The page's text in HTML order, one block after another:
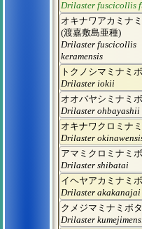
Drilaster fuscicollis
オキナワアカミナ
(渡嘉敷島亜種)
Drilaster fuscicollis
keramensis
トクノシマミナミ
Drilaster iokii
オオバヤシミナミ
Drilaster ohbayashii
オキナワクロミナ
Drilaster
アマミクロミナミ
Drilaster shibatai
イヘヤアカミナミ
Drilaster akakanajai
クメジマミナミボ
Drilaster